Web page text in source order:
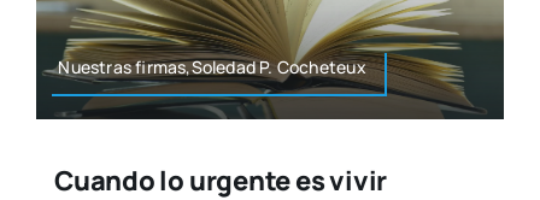
Nues­tras firmas,Soledad P. Coche­teux
Cuando lo urgente es vivir